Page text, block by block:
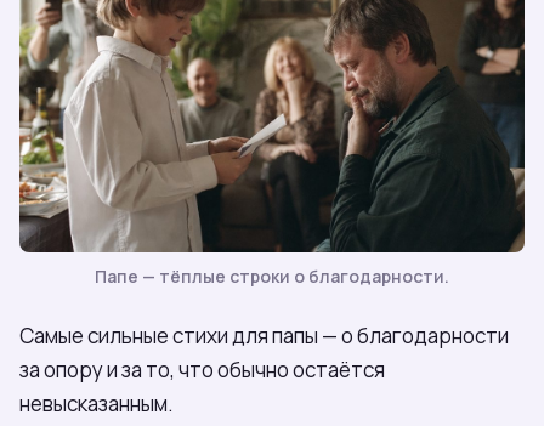
Папе — тёплые строки о благодарности.
Самые сильные стихи для папы — о благодарности
за опору и за то, что обычно остаётся
невысказанным.